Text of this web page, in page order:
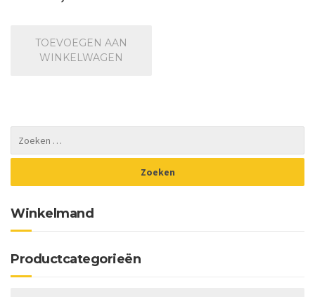
TOEVOEGEN AAN
WINKELWAGEN
Winkelmand
Productcategorieën